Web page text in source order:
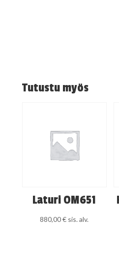
Tutustu myös
Laturi OM651
880,00€ sis. alv.